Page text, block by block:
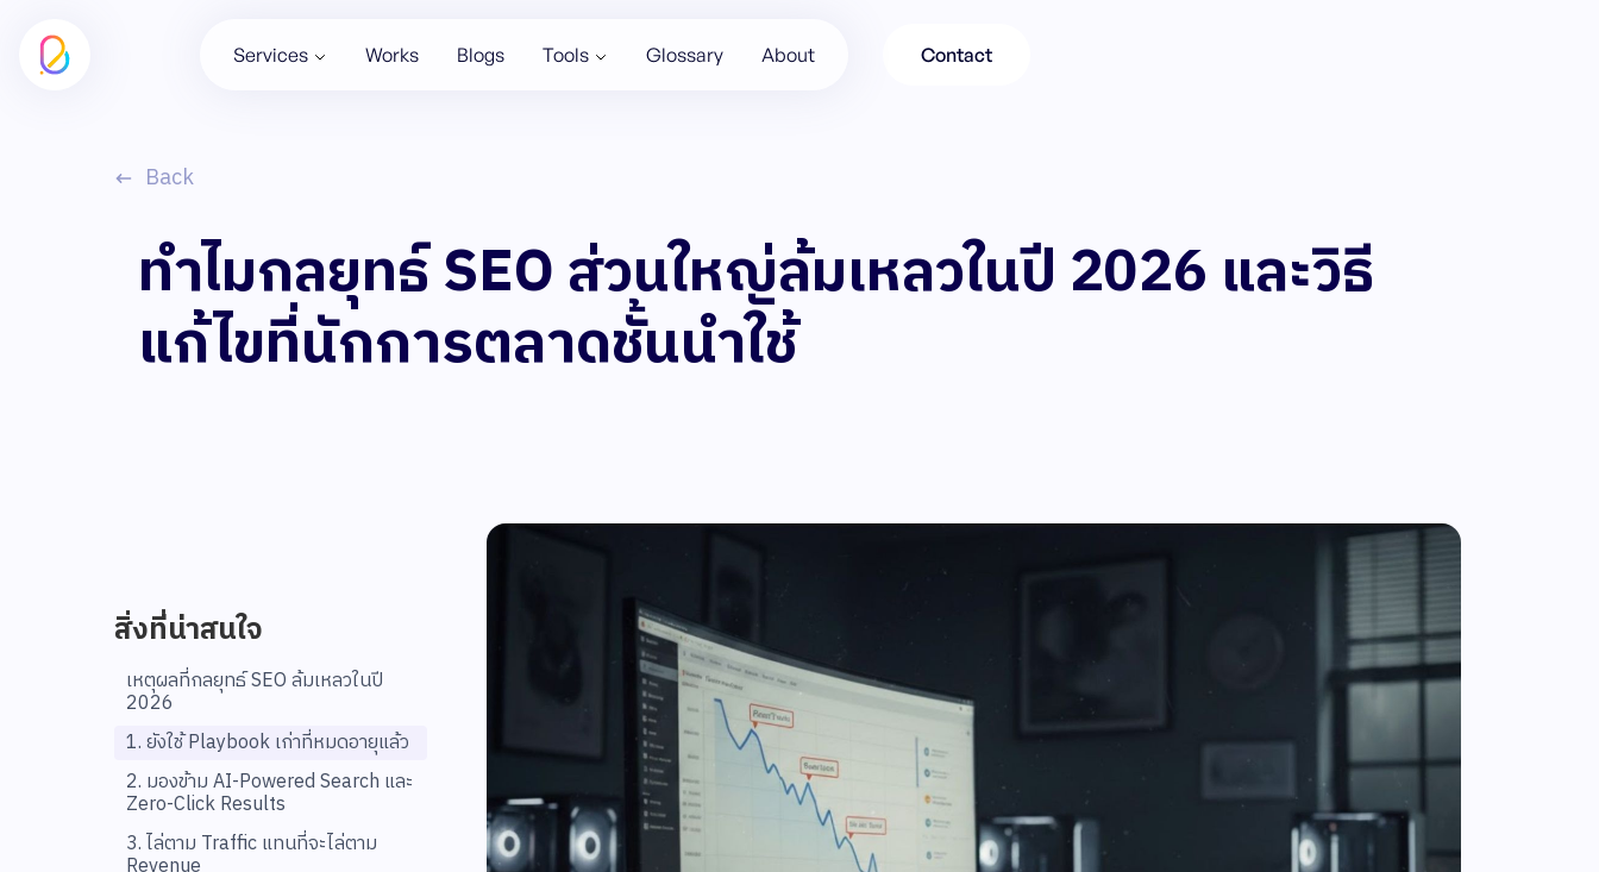
Services Works Blogs Tools Glossary About Contact
Back
ทำไมกลยุทธ์ SEO ส่วนใหญ่ล้มเหลวในปี 2026 และวิธี
แก้ไขที่นักการตลาดชั้นนำใช้
สิ่งที่น่าสนใจ
เหตุผลที่กลยุทธ์ SEO ล้มเหลวในปี
2026
1. ยังใช้ Playbook เก่าที่หมดอายุแล้ว
2. มองข้าม AI-Powered Search และ
Zero-Click Results
3. ไล่ตาม Traffic แทนที่จะไล่ตาม